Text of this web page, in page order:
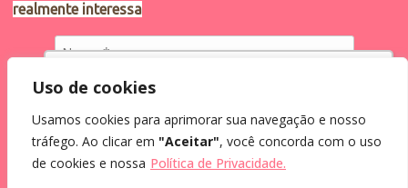
realmente interessa
Eu concordo em receber comunicações.
Ao informar meus dados, eu concordo com a
Utilizamos cookies para oferecer melhor
como você interage em nosso site e
personalizar conteúdo.
Uso de cookies
Usamos cookies para aprimorar sua navegação e nosso
tráfego. Ao clicar em "Aceitar", você concorda com o uso
de cookies e nossa Política de Privacidade.
Sugestões de pauta
varejosa@cndl.org.br
2024®. Todos os direitos reservados.